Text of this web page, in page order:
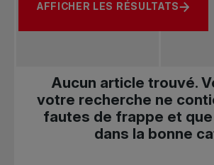
AFFICHER LES RÉSULTATS
Aucun article trouvé.
votre recherche ne
fautes de frappe et
dans la bonne